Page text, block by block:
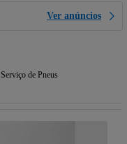
Ver anúncios
Serviço de Pneus